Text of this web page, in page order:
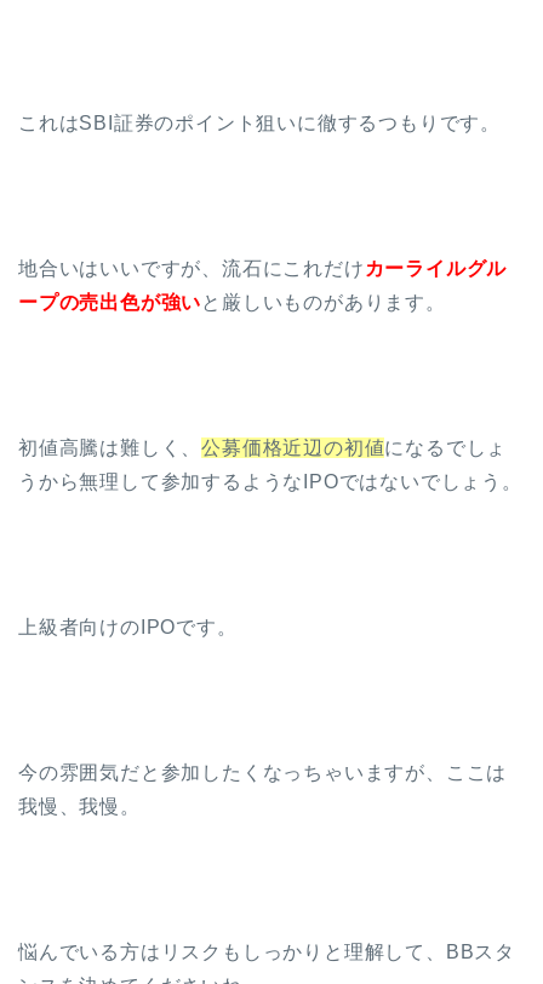
これはSBI証券のポイント狙いに徹するつもりです。
地合いはいいですが、流石にこれだけ カーライルグル
ープの売出色が強い と厳しいものがあります。
初値高騰は難しく、公募価格近辺の初値になるでしょ
うから無理して参加するようなIPOではないでしょう。
上級者向けのIPOです。
今の雰囲気だと参加したくなっちゃいますが、ここは
我慢、我慢。
悩んでいる方はリスクもしっかりと理解して、BBスタ